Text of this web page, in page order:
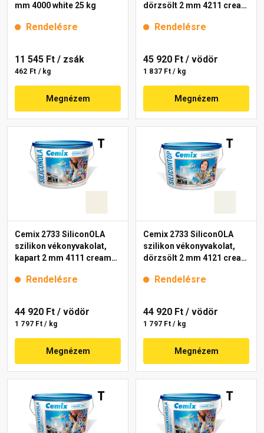
mm 4000 white 25 kg
Rendelésre
11 545 Ft / zsák
462 Ft / kg
Megnézem
dörzsölt 2 mm 4211 cream
Rendelésre
45 920 Ft / vödör
1 837 Ft / kg
Megnézem
Cemix 2733 SiliconOLA
szilikon vékonyvakolat,
kapart 2 mm 4111 cream
Rendelésre
44 920 Ft / vödör
1 797 Ft / kg
Megnézem
Cemix 2733 SiliconOLA
szilikon vékonyvakolat,
dörzsölt 2 mm 4121 cream
Rendelésre
44 920 Ft / vödör
1 797 Ft / kg
Megnézem